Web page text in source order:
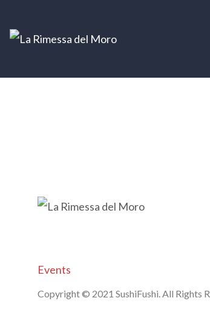
Events
Copyright © 2021 SushiFushi. All Rights